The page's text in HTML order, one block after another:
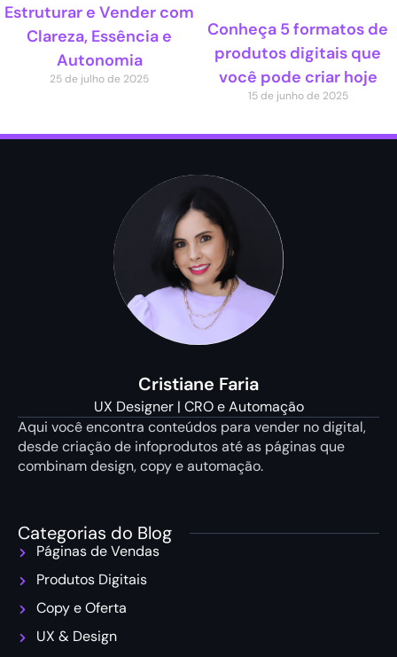
Estruturar e Vender com
Clareza, Essência e
Autonomia
25 de julho de 2025
Conheça 5 formatos de
produtos digitais que
você pode criar hoje
15 de junho de 2025
Cristiane Faria
UX Designer | CRO e Automação
Aqui você encontra conteúdos para vender no digital,
desde criação de infoprodutos até as páginas que
combinam design, copy e automação.
Categorias do Blog
Páginas de Vendas
Produtos Digitais
Copy e Oferta
UX & Design